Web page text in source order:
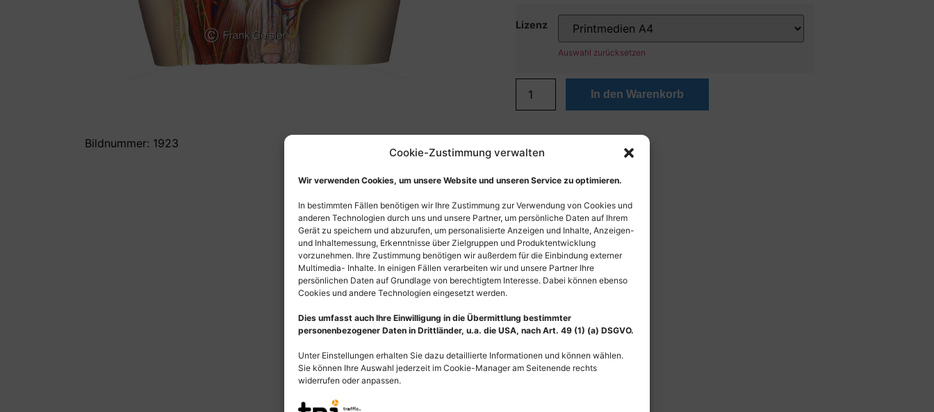
Cookie-Zustimmung verwalten
Wir verwenden Cookies, um unsere Website und unseren Service zu optimieren.
In bestimmten Fällen benötigen wir Ihre Zustimmung zur Verwendung von Cookies und
anderen Technologien durch uns und unsere Partner, um persönliche Daten auf Ihrem
Gerät zu speichern und abzurufen, um personalisierte Anzeigen und Inhalte, Anzeigen-
und Inhaltemessung, Erkenntnisse über Zielgruppen und Produktentwicklung
vorzunehmen. Ihre Zustimmung benötigen wir außerdem für die Einbindung externer
Multimedia- Inhalte. In einigen Fällen verarbeiten wir und unsere Partner Ihre
persönlichen Daten auf Grundlage von berechtigtem Interesse. Dabei können ebenso
Cookies und andere Technologien eingesetzt werden.
Dies umfasst auch Ihre Einwilligung in die Übermittlung bestimmter
personenbezogener Daten in Drittländer, u.a. die USA, nach Art. 49 (1) (a) DSGVO.
Unter Einstellungen erhalten Sie dazu detaillierte Informationen und können wählen.
Sie können Ihre Auswahl jederzeit im Cookie-Manager am Seitenende rechts
widerrufen oder anpassen.
Bildnummer: 1923
Lizenz
Auswahl zurücksetzen
In den Warenkorb